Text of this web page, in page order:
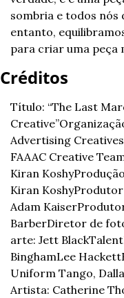
sombria e todos nós
entanto,
para criar uma peça
Créditos
Título: “The Last
Creative”
Advertising Creatives
FAAAC Creative
Kiran Koshy
Kiran KoshyProdutor
Adam Kaiser
BarberDiretor de
arte: Jett BlackTalent
BinghamLee Hackett
Uniform Tango,
Artista: Catherine